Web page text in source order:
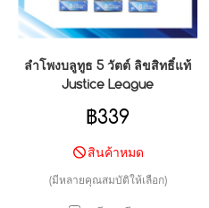
ลำโพงบลูทูธ 5 วัตต์ ลิขสิทธิ์แท้
Justice League
฿339
สินค้าหมด
(มีหลายคุณสมบัติให้เลือก)